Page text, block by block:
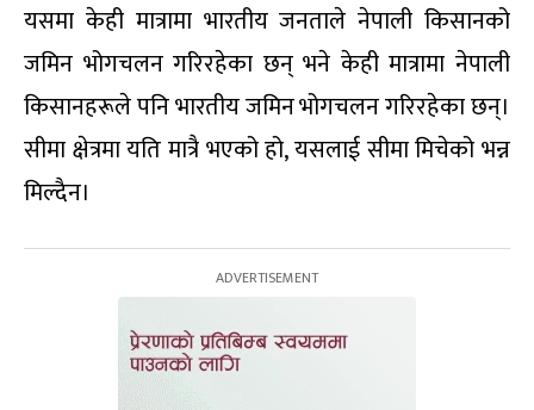
यसमा केही मात्रामा भारतीय जनताले नेपाली किसानको
जमिन भोगचलन गरिरहेका छन् भने केही मात्रामा नेपाली
किसानहरूले पनि भारतीय जमिन भोगचलन गरिरहेका छन्।
सीमा क्षेत्रमा यति मात्रै भएको हो, यसलाई सीमा मिचेको भन्न
मिल्दैन।